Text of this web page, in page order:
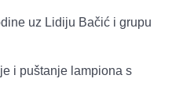
uz Lidiju Bačić i grupu
i puštanje lampiona s